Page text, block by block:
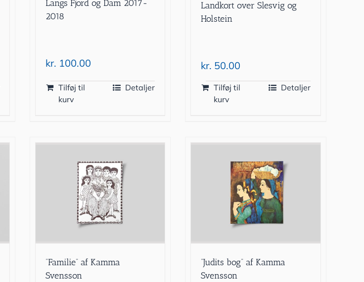
Langs Fjord og Dam 2017-
2018
kr. 100.00
Tilføj til
kurv
Detaljer
Landkort over Slesvig og
Holstein
kr. 50.00
Tilføj til
kurv
Detaljer
”Familie” af Kamma
Svensson
”Judits bog” af Kamma
Svensson